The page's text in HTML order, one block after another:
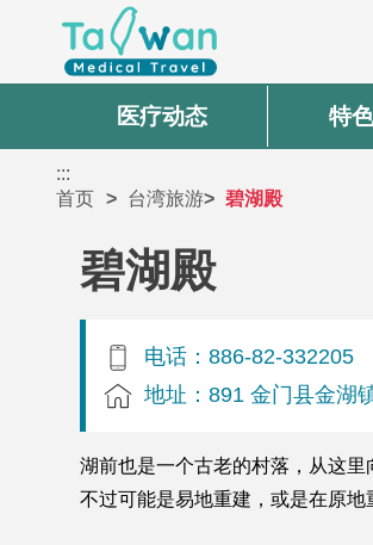
医疗动态 特
:::
首页
台湾旅游 碧湖殿
碧湖殿
电话：886-82-332205
地址：891 金门县金湖
湖前也是一个古老的村落，从这
不过可能是易地重建，或是在原地